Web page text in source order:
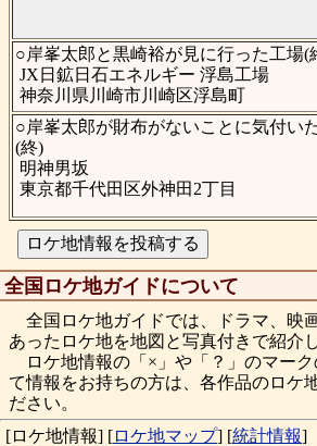
○岸峯太郎と黒崎裕が見に行った工場(
JX日鉱日石エネルギー 浮島工場
神奈川県川崎市川崎区浮島町
○岸峯太郎が財布がないことに気付い
(終)
明神男坂
東京都千代田区外神田2丁目
全国ロケ地ガイドについて
全国ロケ地ガイドでは、ドラマ、映
あったロケ地を地図と写真付きで紹介
ロケ地情報の「×」や「？」のマーク
て情報をお持ちの方は、各作品のロケ
ださい。
[ロケ地情報] [ロケ地マップ] [統計情報]